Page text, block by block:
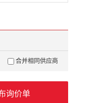
合并相同供应商
询价单